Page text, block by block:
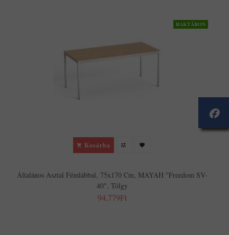
RAKTÁRON
Kosárba
Általános Asztal Fémlábbal, 75x170 Cm, MAYAH "Freedom SV-
40", Tölgy
94,779Ft